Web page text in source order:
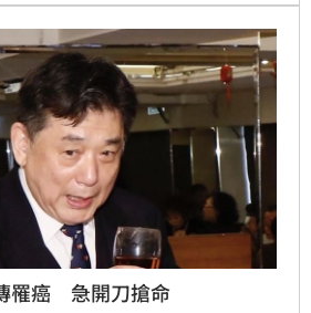
保費用運作，坦言許多問題屬個人
罹癌 急開刀搶命